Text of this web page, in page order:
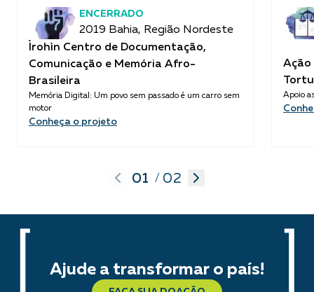
ENCERRADO
2019 Bahia, Região Nordeste
Ìrohìn Centro de Documentação,
Comunicação e Memória Afro-
Brasileira
Memória Digital: Um povo sem passado é um carro sem
motor
Conheça o projeto
Ação
Apoio
01 / 02
Ajude a transformar o país!